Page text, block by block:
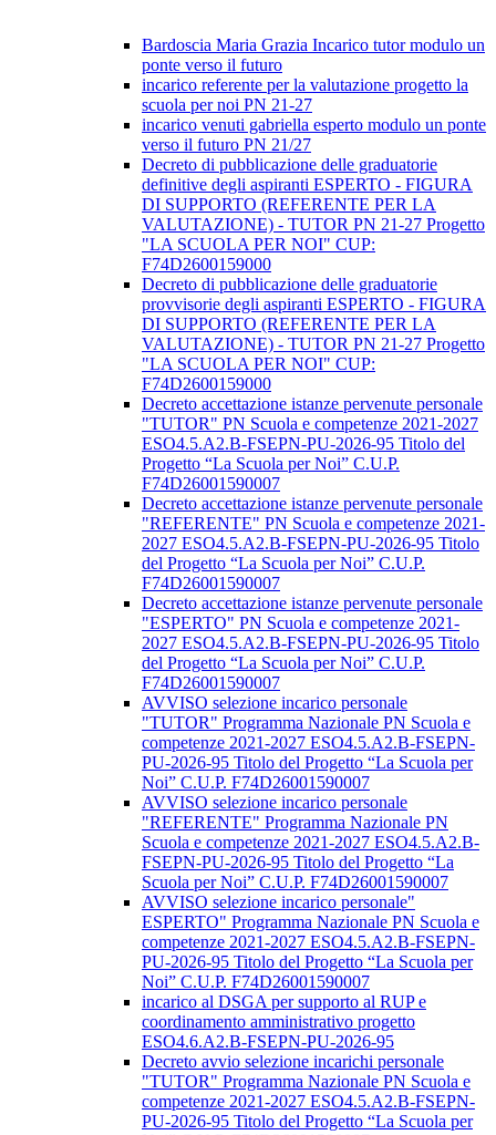
Bardoscia Maria Grazia Incarico tutor modulo un
ponte verso il futuro
incarico referente per la valutazione progetto la
scuola per noi PN 21-27
incarico venuti gabriella esperto modulo un ponte
verso il futuro PN 21/27
Decreto di pubblicazione delle graduatorie
definitive degli aspiranti ESPERTO - FIGURA
DI SUPPORTO (REFERENTE PER LA
VALUTAZIONE) - TUTOR PN 21-27 Progetto
"LA SCUOLA PER NOI" CUP:
F74D2600159000
Decreto di pubblicazione delle graduatorie
provvisorie degli aspiranti ESPERTO - FIGURA
DI SUPPORTO (REFERENTE PER LA
VALUTAZIONE) - TUTOR PN 21-27 Progetto
"LA SCUOLA PER NOI" CUP:
F74D2600159000
Decreto accettazione istanze pervenute personale
"TUTOR" PN Scuola e competenze 2021-2027
ESO4.5.A2.B-FSEPN-PU-2026-95 Titolo del
Progetto “La Scuola per Noi” C.U.P.
F74D26001590007
Decreto accettazione istanze pervenute personale
"REFERENTE" PN Scuola e competenze 2021-
2027 ESO4.5.A2.B-FSEPN-PU-2026-95 Titolo
del Progetto “La Scuola per Noi” C.U.P.
F74D26001590007
Decreto accettazione istanze pervenute personale
"ESPERTO" PN Scuola e competenze 2021-
2027 ESO4.5.A2.B-FSEPN-PU-2026-95 Titolo
del Progetto “La Scuola per Noi” C.U.P.
F74D26001590007
AVVISO selezione incarico personale
"TUTOR" Programma Nazionale PN Scuola e
competenze 2021-2027 ESO4.5.A2.B-FSEPN-
PU-2026-95 Titolo del Progetto “La Scuola per
Noi” C.U.P. F74D26001590007
AVVISO selezione incarico personale
"REFERENTE" Programma Nazionale PN
Scuola e competenze 2021-2027 ESO4.5.A2.B-
FSEPN-PU-2026-95 Titolo del Progetto “La
Scuola per Noi” C.U.P. F74D26001590007
AVVISO selezione incarico personale"
ESPERTO" Programma Nazionale PN Scuola e
competenze 2021-2027 ESO4.5.A2.B-FSEPN-
PU-2026-95 Titolo del Progetto “La Scuola per
Noi” C.U.P. F74D26001590007
incarico al DSGA per supporto al RUP e
coordinamento amministrativo progetto
ESO4.6.A2.B-FSEPN-PU-2026-95
Decreto avvio selezione incarichi personale
"TUTOR" Programma Nazionale PN Scuola e
competenze 2021-2027 ESO4.5.A2.B-FSEPN-
PU-2026-95 Titolo del Progetto “La Scuola per